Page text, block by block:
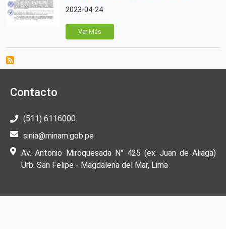
2023-04-24
Ver Más
Contacto
(511) 6116000
sinia@minam.gob.pe
Av. Antonio Miroquesada N° 425 (ex Juan de Aliaga)
Urb. San Felipe - Magdalena del Mar, Lima